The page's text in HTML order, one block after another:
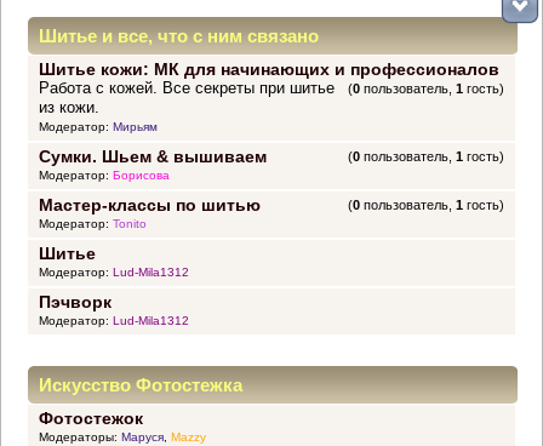
Шитье и все, что с ним связано
Шитье кожи: МК для начинающих и профессионалов
(0 пользователь,1 гость)
Работа с кожей. Все секреты при шитье
из кожи.
Модератор: Мирьям
Сумки. Шьем & вышиваем (0 пользователь,1 гость)
Модератор: Борисова
Мастер-классы по шитью (0 пользователь,1 гость)
Модератор: Tonito
Шитье
Модератор: Lud-Mila1312
Пэчворк
Модератор: Lud-Mila1312
Искусство Фотостежка
Фотостежок
Модераторы: Маруся, Mazzy